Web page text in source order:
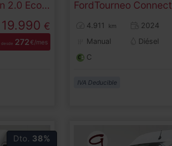
Furgon 2.0 Ecoblue Limited L1 75 kW (102 CV)
19.990 €
desde 272€/mes
FordTourneo Connect
4.911 km
2024
Manual
Diésel
C
IVA Deducible
Dto. 38%